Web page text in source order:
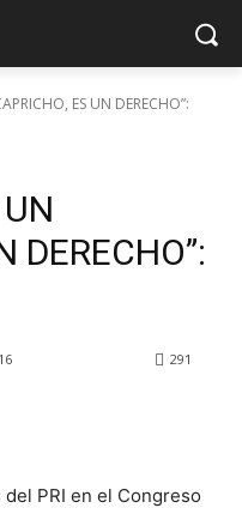
ES UN DERECHO”:
DERECHO”:
291
PRI en el Congreso